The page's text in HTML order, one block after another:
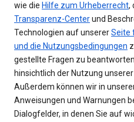
wie die Hilfe zum Urheberrecht,
Transparenz-Centerund
Technologien auf unsererSeite
und die Nutzungsbedingungen
gestellte Fragen zu
hinsichtlich der Nutzung
Außerdem können wir in
Anweisungen und Warnungen
Dialogfelder, in denen Sie auf